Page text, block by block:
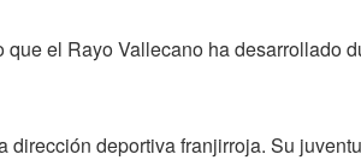
el Rayo Vallecano ha desarrollado
deportiva franjirroja. Su